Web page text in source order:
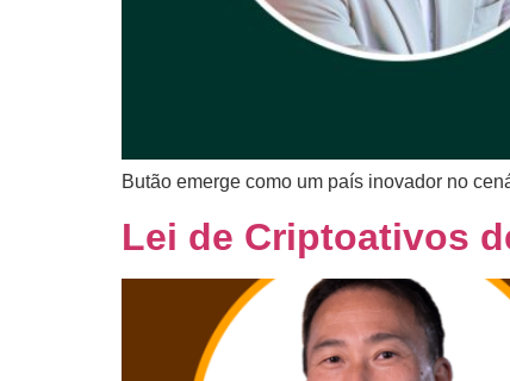
Butão emerge como um país inovador no
Lei de Criptoativos